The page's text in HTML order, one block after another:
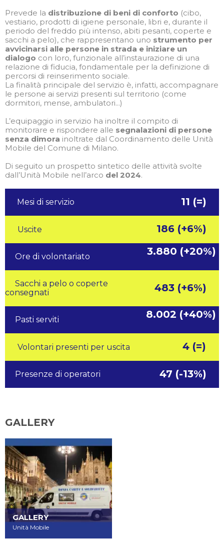
Prevede la distribuzione di beni di conforto (cibo,
vestiario, prodotti di igiene personale, libri e, durante il
periodo del freddo più intenso, abiti pesanti, coperte e
sacchi a pelo), che rappresentano uno strumento per
avvicinarsi alle persone in strada e iniziare un
dialogo con loro, funzionale all’instaurazione di una
relazione di fiducia, fondamentale per la definizione di
percorsi di reinserimento sociale.
La finalità principale del servizio è, infatti, accompagnare
le persone ai servizi presenti sul territorio (come
dormitori, mense, ambulatori...)
L’equipaggio in servizio ha inoltre il compito di
monitorare e rispondere alle segnalazioni di persone
senza dimora inoltrate dal Coordinamento delle Unità
Mobile del Comune di Milano.
Di seguito un prospetto sintetico delle attività svolte
dall’Unità Mobile nell’arco del 2024.
Mesi di servizio 11 (=)
Uscite 186 (+6%)
Ore di volontariato 3.880 (+20%)
Sacchi a pelo o coperte
consegnati
483 (+6%)
Pasti serviti 8.002 (+40%)
Volontari presenti per uscita 4 (=)
Presenze di operatori 47 (-13%)
GALLERY
GALLERY
Unità Mobile